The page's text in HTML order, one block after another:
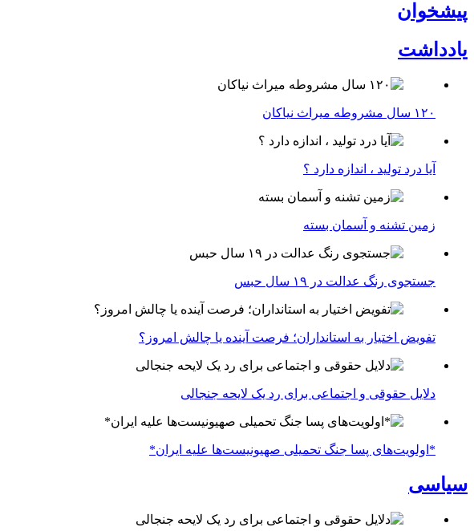
پیشخوان
یادداشت
۱۲۰ سال مشروطه میراث نیاکان
آیا درد تولید ، اندازه دارد ؟
زمین تشنه و آسمان بسته
جستجوی رنگ عدالت در ۱۹ سال حبس
تفویض اختیار به استانداران؛ فرصت آینده یا چالش امروز؟
دلایل حقوقی و اجتماعی برای رد یک لایحه جنجالی
*اولویت‌های پسا جنگ تحمیلی صهیونیست‌ها علیه ایران*
سیاسی